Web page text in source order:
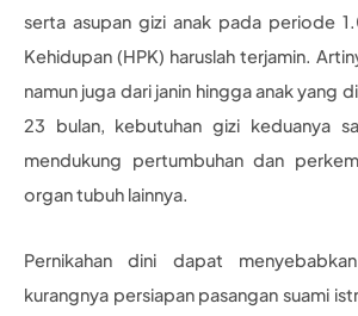
serta asupan gizi anak pada periode
Kehidupan (HPK) haruslah terjamin.
namun juga dari janin hingga anak yang
23 bulan, kebutuhan gizi keduanya
mendukung pertumbuhan dan
organ tubuh lainnya.
Pernikahan dini dapat
kurangnya persiapan pasangan suami